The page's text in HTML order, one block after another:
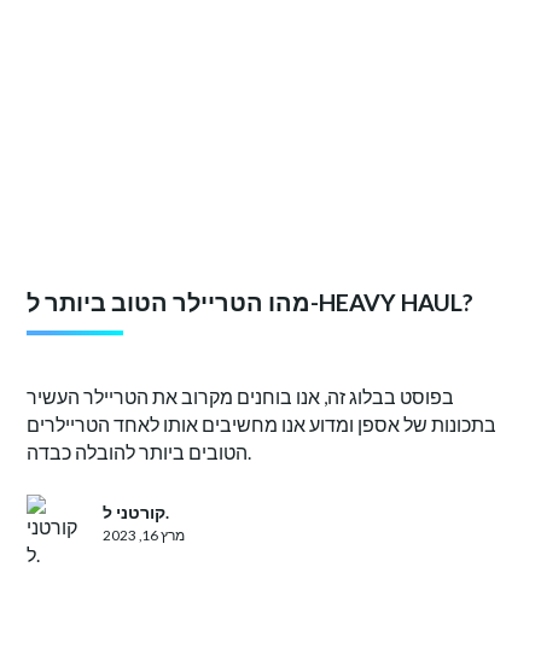
מהו הטריילר הטוב ביותר ל-HEAVY HAUL?
בפוסט בבלוג זה, אנו בוחנים מקרוב את הטריילר העשיר
בתכונות של אספן ומדוע אנו מחשיבים אותו לאחד הטריילרים
הטובים ביותר להובלה כבדה.
קורטני ל.
מרץ 16, 2023